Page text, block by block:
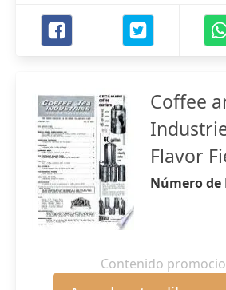
Coffee
Flavor
Número de
Contenido